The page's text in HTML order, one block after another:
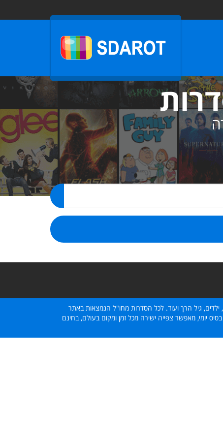
גיל הרך ועוד. לכל הסדרות מחו"ל הנמצאות באתר
יומי, מאפשר צפייה ישירה מכל זמן ומקום בעולם, בחינם